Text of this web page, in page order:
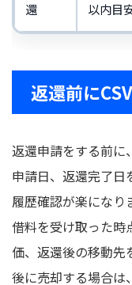
還
以内目
返還前に
返還申請をする前に
申請日、返還完了日
履歴確認が楽になり
借料を受け取った時
価、返還後の移動先
後に売却する場合